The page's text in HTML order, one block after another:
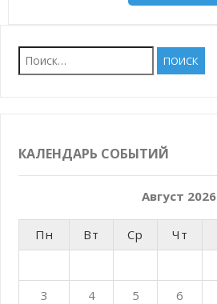
Найти:
КАЛЕНДАРЬ СОБЫТИЙ
Август 2026
Пн Вт Ср Чт
3
4 5 6